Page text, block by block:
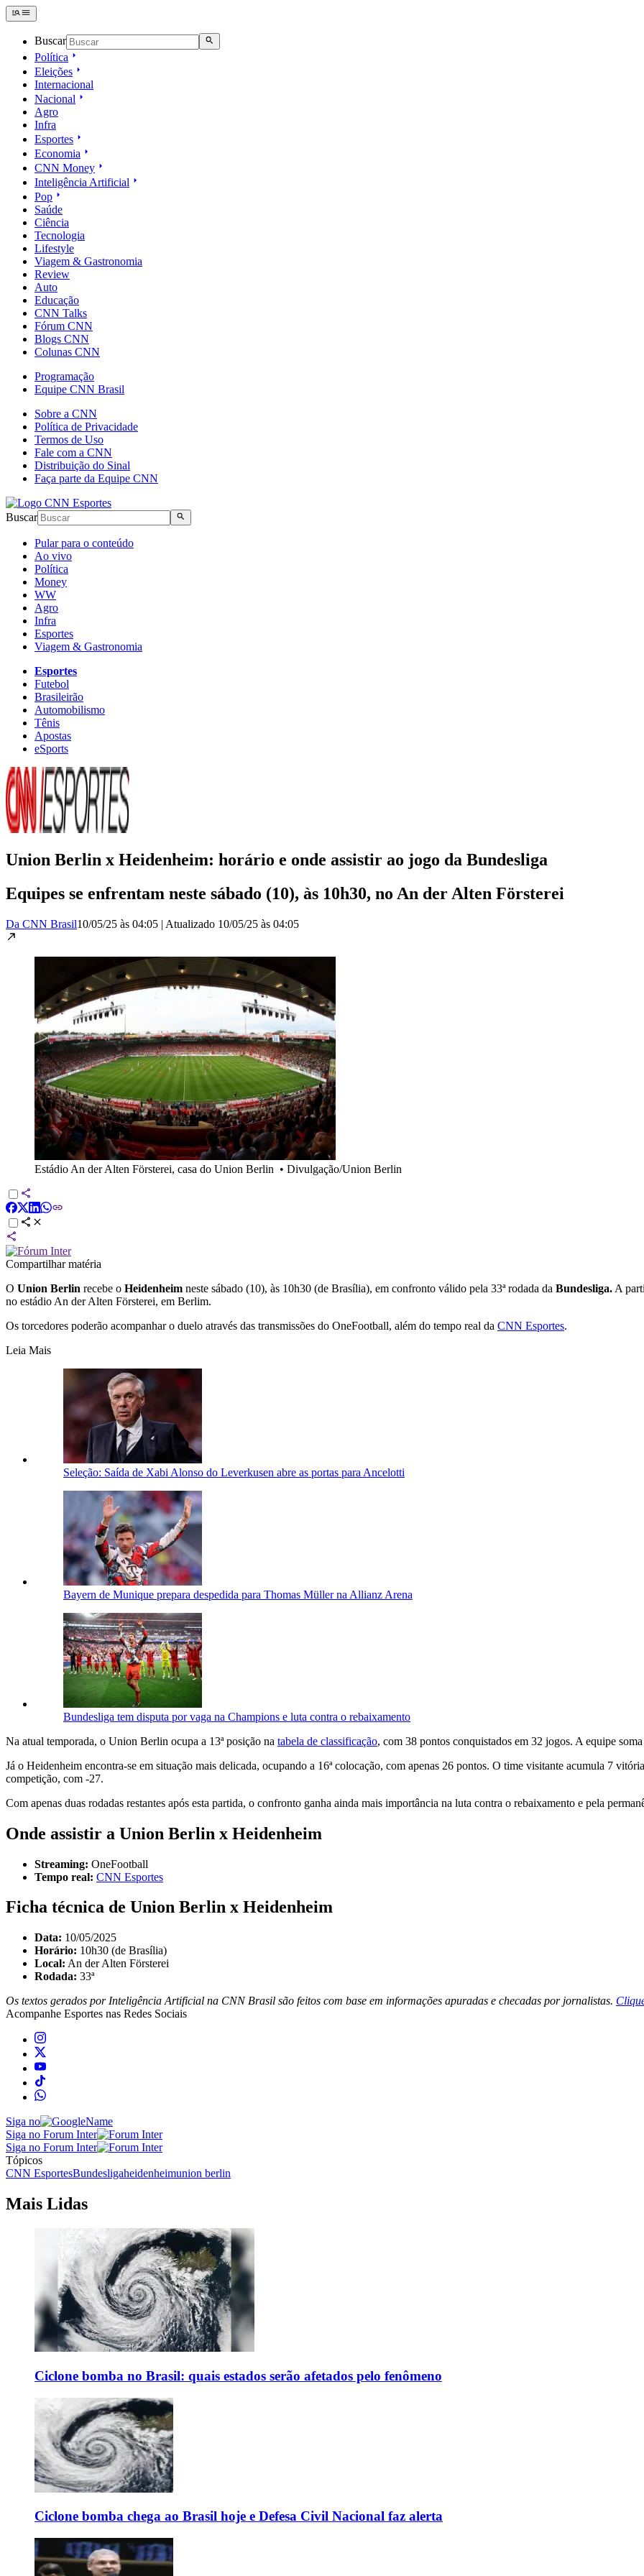
Buscar
Política
Eleições
Internacional
Nacional
Agro
Infra
Esportes
Economia
CNN Money
Inteligência Artificial
Pop
Saúde
Ciência
Tecnologia
Lifestyle
Viagem & Gastronomia
Review
Auto
Educação
CNN Talks
Fórum CNN
Blogs CNN
Colunas CNN
Programação
Equipe CNN Brasil
Sobre a CNN
Política de Privacidade
Termos de Uso
Fale com a CNN
Distribuição do Sinal
Faça parte da Equipe CNN
Buscar
Pular para o conteúdo
Ao vivo
Política
Money
WW
Agro
Infra
Esportes
Viagem & Gastronomia
Esportes
Futebol
Brasileirão
Automobilismo
Tênis
Apostas
eSports
Union Berlin x Heidenheim: horário e onde assistir ao jogo da Bundesliga
Equipes se enfrentam neste sábado (10), às 10h30, no An der Alten Försterei
Da CNN Brasil10/05/25 às 04:05 | Atualizado 10/05/25 às 04:05
Estádio An der Alten Försterei, casa do Union Berlin • Divulgação/Union Berlin
Compartilhar matéria
O Union Berlin recebe o Heidenheim neste sábado (10), às 10h30 (de Brasília), em confronto válido pela 33ª rodada da Bundesliga. A
no estádio An der Alten Försterei, em Berlim.
Os torcedores poderão acompanhar o duelo através das transmissões do OneFootball, além do tempo real da CNN Esportes.
Leia Mais
Seleção: Saída de Xabi Alonso do Leverkusen abre as portas para Ancelotti
Bayern de Munique prepara despedida para Thomas Müller na Allianz Arena
Bundesliga tem disputa por vaga na Champions e luta contra o rebaixamento
Na atual temporada, o Union Berlin ocupa a 13ª posição na tabela de classificação, com 38 pontos conquistados em 32 jogos. A equipe
Já o Heidenheim encontra-se em situação mais delicada, ocupando a 16ª colocação, com apenas 26 pontos. O time visitante acumula 7
competição, com -27.
Com apenas duas rodadas restantes após esta partida, o confronto ganha ainda mais importância na luta contra o rebaixamento e pela
Onde assistir a Union Berlin x Heidenheim
Streaming: OneFootball
Tempo real: CNN Esportes
Ficha técnica de Union Berlin x Heidenheim
Data: 10/05/2025
Horário: 10h30 (de Brasília)
Local: An der Alten Försterei
Rodada: 33ª
Os textos gerados por Inteligência Artificial na CNN Brasil são feitos com base em informações apuradas e checadas por jornalistas.
Acompanhe Esportes nas Redes Sociais
Siga no
Siga no Forum Inter
Siga no Forum Inter
Tópicos
CNN EsportesBundesligaheidenheimunion berlin
Mais Lidas
Ciclone bomba no Brasil: quais estados serão afetados pelo fenômeno
Ciclone bomba chega ao Brasil hoje e Defesa Civil Nacional faz alerta